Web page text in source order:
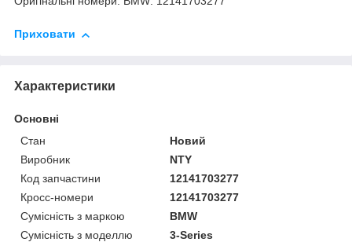
Приховати
Характеристики
Основні
Стан
Новий
Виробник
NTY
Код запчастини
12141703277
Кросс-номери
12141703277
Сумісність з маркою
BMW
Сумісність з моделлю
3-Series